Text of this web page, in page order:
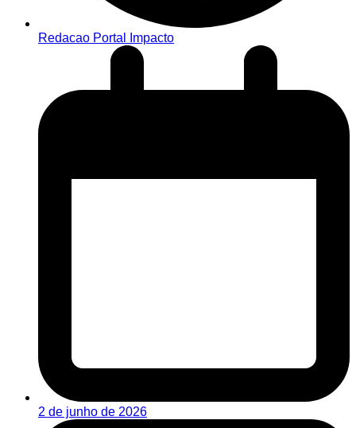
Redacao Portal Impacto
2 de junho de 2026